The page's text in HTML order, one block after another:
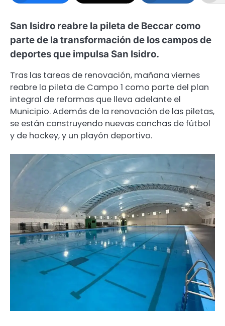
San Isidro reabre la pileta de Beccar como
parte de la transformación de los campos de
deportes que impulsa San Isidro.
Tras las tareas de renovación, mañana viernes
reabre la pileta de Campo 1 como parte del plan
integral de reformas que lleva adelante el
Municipio. Además de la renovación de las piletas,
se están construyendo nuevas canchas de fútbol
y de hockey, y un playón deportivo.